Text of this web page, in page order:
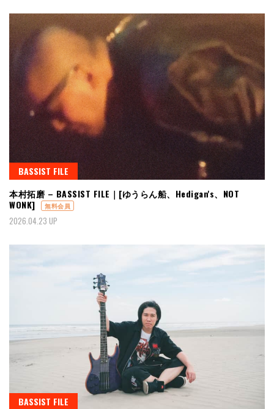
BASSIST FILE
本村拓磨 – BASSIST FILE｜[ゆうらん船、Hedigan's、NOT
WONK]
無料会員
2026.04.23 UP
BASSIST FILE